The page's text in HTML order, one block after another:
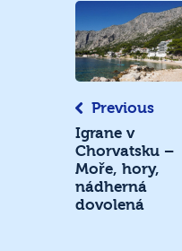
Navigace
pro
příspěvek
Previous
Igrane v
Chorvatsku –
Moře, hory,
nádherná
dovolená